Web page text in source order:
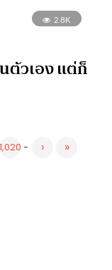
2.8K
ตัวเอง แต่ก็
1,020 - › »